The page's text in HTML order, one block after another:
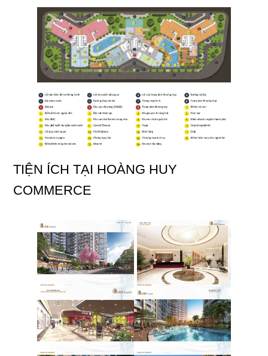
TIỆN ÍCH TẠI HOÀNG HUY
COMMERCE